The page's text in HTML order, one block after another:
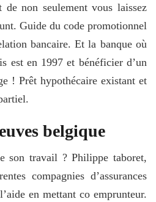
non seulement vous laissez
Guide du code promotionnel
bancaire. Et la banque où
est en 1997 et bénéficier d’un
! Prêt hypothécaire existant et
belgique
son travail ? Philippe taboret,
compagnies d’assurances
en mettant co emprunteur.